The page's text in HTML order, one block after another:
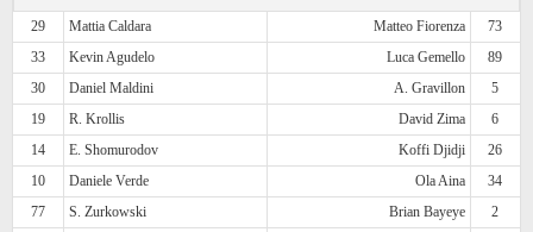
29 Mattia Caldara Matteo Fiorenza
73
33
Kevin Agudelo Luca Gemello
89
30
Daniel Maldini A. Gravillon
5
19
R. Krollis David Zima
6
14
E. Shomurodov Koffi Djidji
26
10
Daniele Verde Ola Aina
34
77
S. Zurkowski Brian Bayeye
2